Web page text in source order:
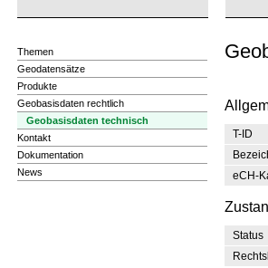
Themen
Geodatensätze
Produkte
Geobasisdaten rechtlich
Geobasisdaten technisch
Kontakt
Dokumentation
News
T-ID
eCH-
Status